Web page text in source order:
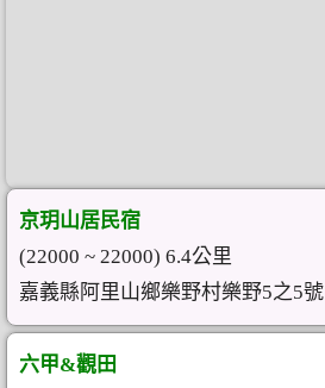
京玥山居民宿
(22000 ~ 22000) 6.4公里
嘉義縣阿里山鄉樂野村樂野5之5號
六甲&觀田